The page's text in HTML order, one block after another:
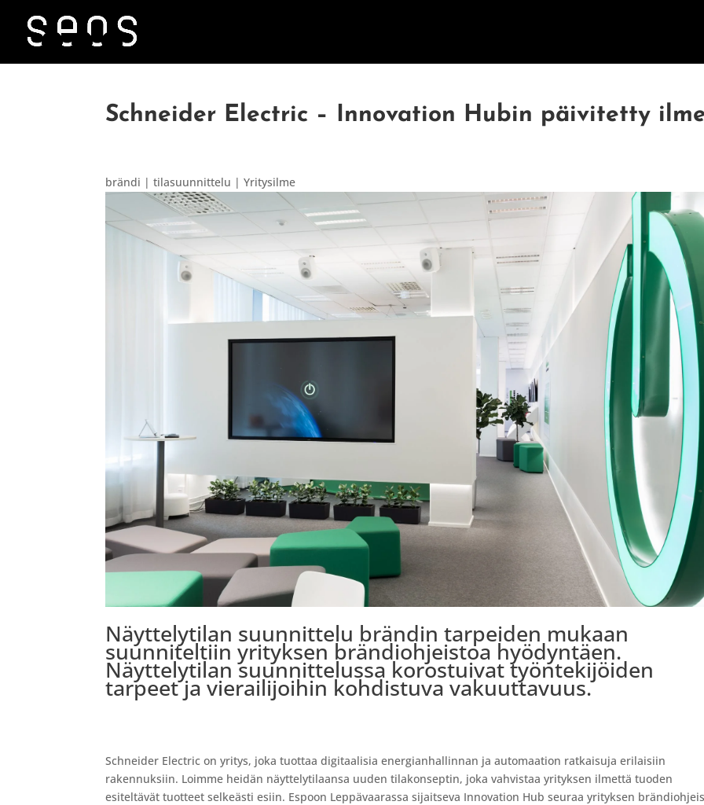
Schneider Electric – Innovation Hubin päivitetty
brändi | tilasuunnittelu | Yritysilme
Näyttelytilan suunnittelu brändin tarpeiden mukaan
suunniteltiin yrityksen brändiohjeistoa hyödyntäen.
Näyttelytilan suunnittelussa korostuivat työntekijöiden
tarpeet ja vierailijoihin kohdistuva vakuuttavuus.
Schneider Electric on yritys, joka tuottaa digitaalisia energianhallinnan ja automaation ratkaisuja erilaisiin
rakennuksiin. Loimme heidän näyttelytilaansa uuden tilakonseptin, joka vahvistaa yrityksen ilmettä tuoden
esiteltävät tuotteet selkeästi esiin. Espoon Leppävaarassa sijaitseva Innovation Hub seuraa yrityksen